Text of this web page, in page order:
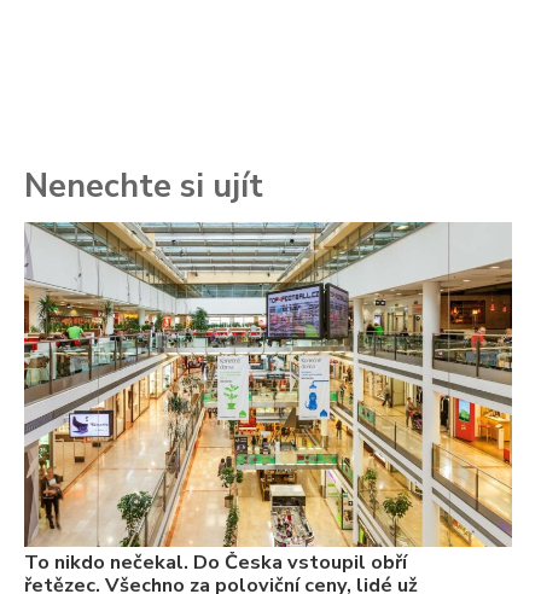
Nenechte si ujít
To nikdo nečekal. Do Česka vstoupil obří
řetězec. Všechno za poloviční ceny, lidé už